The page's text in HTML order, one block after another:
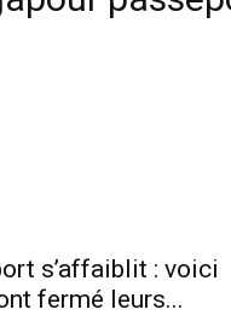
s’affaiblit : voici
fermé leurs...